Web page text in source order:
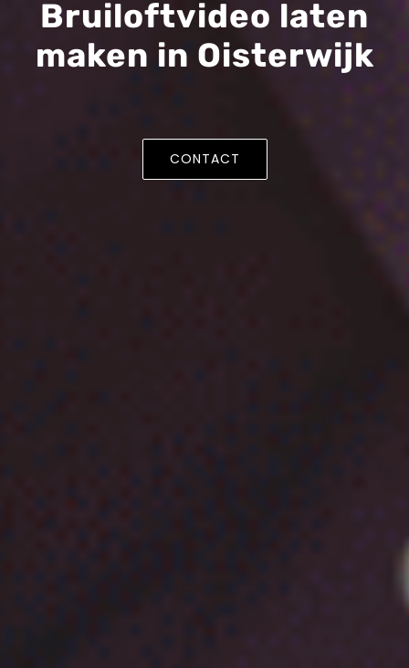
Bruiloftvideo laten
maken in Oisterwijk
CONTACT